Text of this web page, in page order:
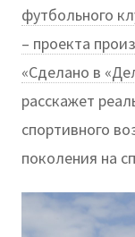
футбольного
– проекта
«Сделано в
расскажет
спортивного
поколения на